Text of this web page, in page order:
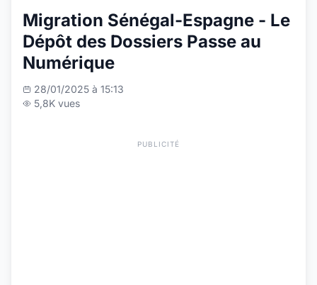
Migration Sénégal-Espagne - Le
Dépôt des Dossiers Passe au
Numérique
28/01/2025 à 15:13
5,8K vues
PUBLICITÉ